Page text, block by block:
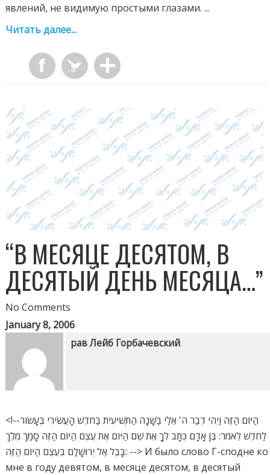
явлений, не видимую простыми глазами. ...
Читать далее...
“В МЕСЯЦЕ ДЕСЯТОМ, В
ДЕСЯТЫЙ ДЕНЬ МЕСЯЦА…”
No Comments
January 8, 2006
рав Лейб Горбачевский
<!--הַיּוֹם הַזֶּה וַיְהִי דְבַר ה' אֵלַי בַּשָּׁנָה הַתְּשִׁיעִית בַּחֹדֶשׁ הָעֲשִׂירִי בֶּעָשׂוֹר
לַחֹדֶשׁ לֵאמֹר: בֶּן אָדָם כְּתָב לְךָ אֶת שֵׁם הַיּוֹם אֶת עֶצֶם הַיּוֹם הַזֶּה סָמַךְ מֶלֶךְ
בָּבֶל אֶל יְרוּשָׁלִַם בְּעֶצֶם הַיּוֹם הַזֶּה: --> И было слово Г-сподне ко
мне в году девятом, в месяце десятом, в десятый